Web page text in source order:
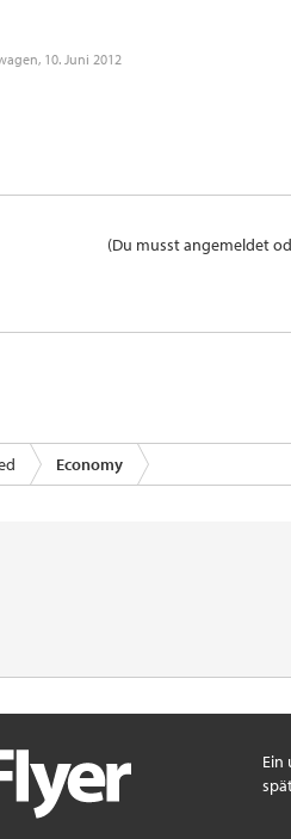
, 10. Juni 2012
(Du musst angemeldet
Economy
Ein